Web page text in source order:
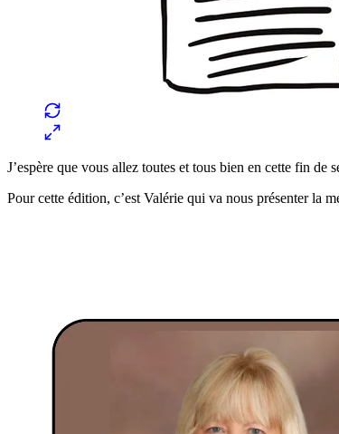
J’espère que vous allez toutes et tous bien en cette fin
Pour cette édition, c’est Valérie qui va nous présenter la